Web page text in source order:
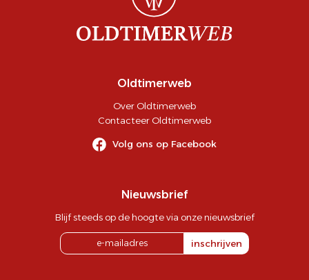
Oldtimerweb
Over Oldtimerweb
Contacteer Oldtimerweb
Volg ons op Facebook
Nieuwsbrief
Blijf steeds op de hoogte via onze nieuwsbrief
inschrijven